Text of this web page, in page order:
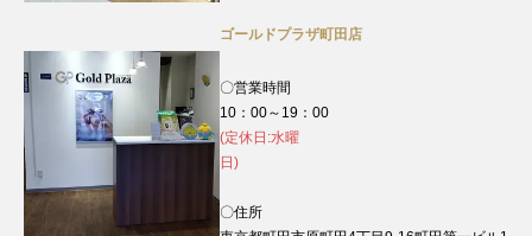
ゴールドプラザ町田店
〇営業時間
10：00～19：00
(定休日:水曜
日)
〇住所